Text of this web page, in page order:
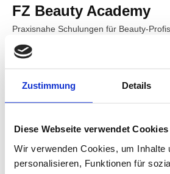
Zustimmung Details
Diese Webseite verwendet Cookies
Wir verwenden Cookies, um Inhalte
personalisieren, Funktionen für
FZ Beauty Academy
Praxisnahe Schulungen für Beauty-